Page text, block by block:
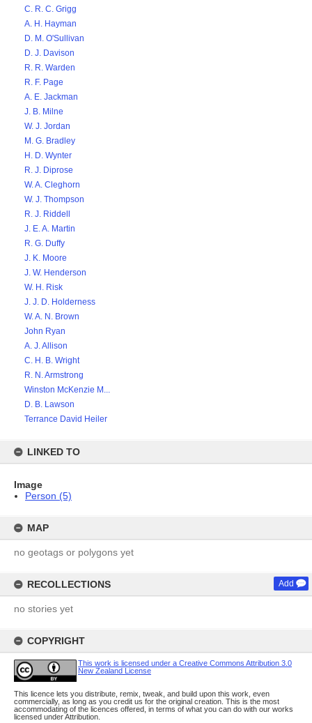
C. R. C. Grigg
A. H. Hayman
D. M. O'Sullivan
D. J. Davison
R. R. Warden
R. F. Page
A. E. Jackman
J. B. Milne
W. J. Jordan
M. G. Bradley
H. D. Wynter
R. J. Diprose
W. A. Cleghorn
W. J. Thompson
R. J. Riddell
J. E. A. Martin
R. G. Duffy
J. K. Moore
J. W. Henderson
W. H. Risk
J. J. D. Holderness
W. A. N. Brown
John Ryan
A. J. Allison
C. H. B. Wright
R. N. Armstrong
Winston McKenzie M...
D. B. Lawson
Terrance David Heiler
LINKED TO
Image
Person (5)
MAP
no geotags or polygons yet
RECOLLECTIONS Add
no stories yet
COPYRIGHT
This work is licensed under a Creative Commons Attribution 3.0
New Zealand License
This licence lets you distribute, remix, tweak, and build upon this work, even
commercially, as long as you credit us for the original creation. This is the most
accommodating of the licences offered, in terms of what you can do with our works
licensed under Attribution.